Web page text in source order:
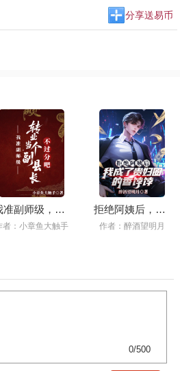
分享送易币
我准副师级，转业当个副县长不过分吧
者：小章鱼大触手
拒绝阿姨后，我成了贵妇圈的香饽饽
作者：醉酒望明月
0/500